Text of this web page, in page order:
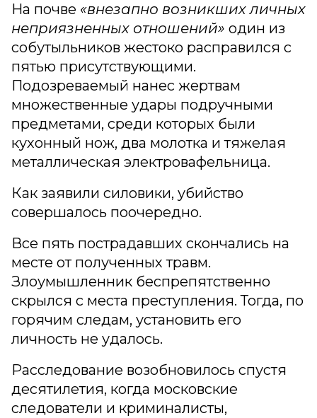
На почве «внезапно возникших личных
неприязненных отношений» один из
собутыльников жестоко расправился с
пятью присутствующими.
Подозреваемый нанес жертвам
множественные удары подручными
предметами, среди которых были
кухонный нож, два молотка и тяжелая
металлическая электровафельница.
Как заявили силовики, убийство
совершалось поочередно.
Все пять пострадавших скончались на
месте от полученных травм.
Злоумышленник беспрепятственно
скрылся с места преступления. Тогда, по
горячим следам, установить его
личность не удалось.
Расследование возобновилось спустя
десятилетия, когда московские
следователи и криминалисты,